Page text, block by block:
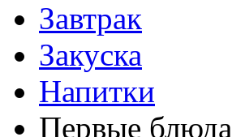
Завтрак
Закуска
Напитки
Первые блюда